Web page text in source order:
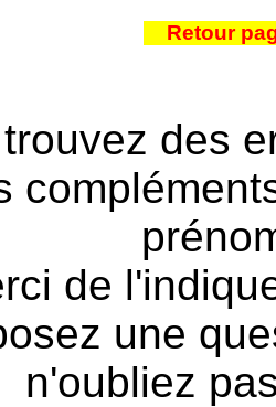
Retour
des
de
une
n'oubliez